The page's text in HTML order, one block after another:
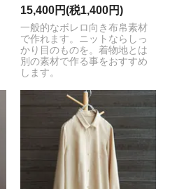
15,400円(税1,400円)
一般的なボレロ向き布帛素材
で作れます。ニットならしっ
かり目のものを。着物地とは
別の素材で作る事をおすすめ
します。